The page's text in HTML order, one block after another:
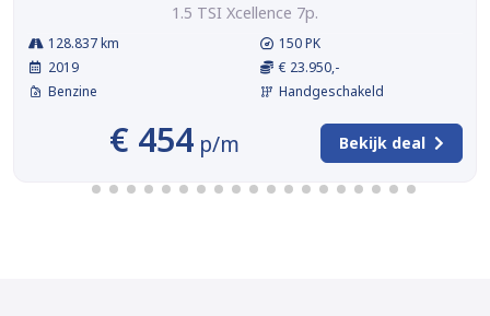
1.5 TSI Xcellence 7p.
128.837 km
2019
Benzine
150 PK
€ 23.950,-
Handgeschakeld
€ 454p/m Bekijk deal